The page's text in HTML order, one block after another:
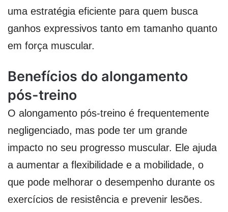
uma estratégia eficiente para quem busca
ganhos expressivos tanto em tamanho quanto
em força muscular.
Benefícios do alongamento
pós-treino
O alongamento pós-treino é frequentemente
negligenciado, mas pode ter um grande
impacto no seu progresso muscular. Ele ajuda
a aumentar a flexibilidade e a mobilidade, o
que pode melhorar o desempenho durante os
exercícios de resistência e prevenir lesões.